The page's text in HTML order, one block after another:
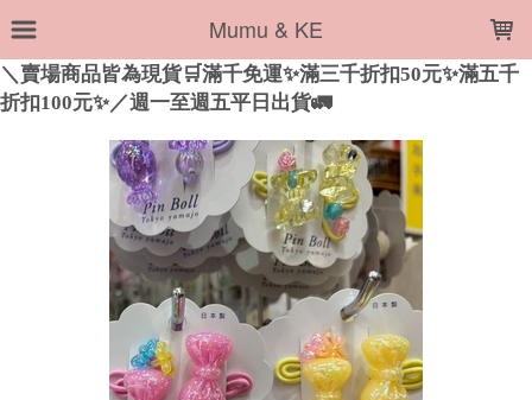
Mumu & KE